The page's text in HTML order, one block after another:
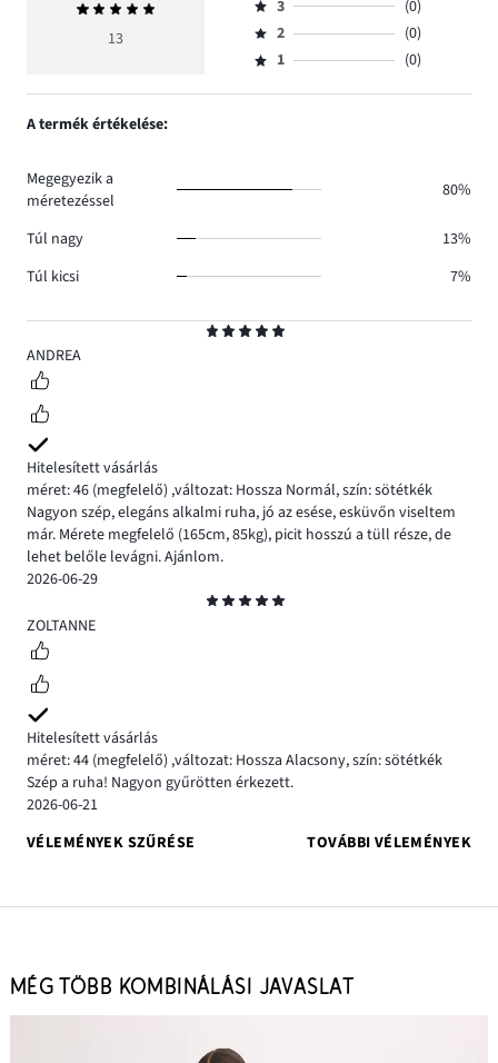
5
ANDREA
Hitelesített vásárlás
méret: 46 (megfelelő) ,változat: Hossza Normál,szín: sötétkék
Nagyon szép, elegáns alkalmi ruha, jó az esése, esküvőn viseltem
már. Mérete megfelelő (165cm, 85kg), picit hosszú a tüll része, de
lehet belőle levágni. Ajánlom.
2026-06-29
5
ZOLTANNE
Hitelesített vásárlás
méret: 44 (megfelelő) ,változat: Hossza Alacsony,szín: sötétkék
Szép a ruha! Nagyon gyűrötten érkezett.
2026-06-21
VÉLEMÉNYEK SZŰRÉSE
TOVÁBBI VÉLEMÉNYEK
Átlagos
értékelés
13
szavazatok
száma
12.
4,
szavazatok
száma
Osztályzat
3,
szavazatok
3
(0)
Osztályzat
2,
2
(0)
Osztályzat
1,
1 (0)
A termék értékelése:
Megegyezik a
méretezéssel
80%
Túl nagy
13%
Túl kicsi
7%
MÉG TÖBB KOMBINÁLÁSI JAVASLAT